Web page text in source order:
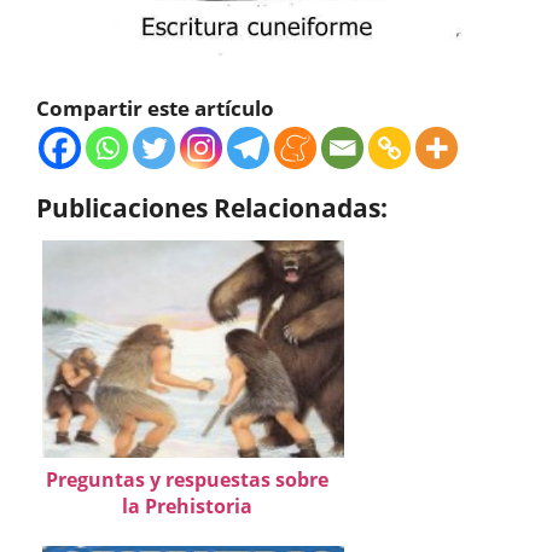
Compartir este artículo
Publicaciones Relacionadas:
Preguntas y respuestas sobre
la Prehistoria